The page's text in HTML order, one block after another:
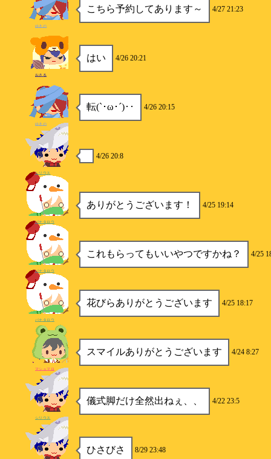
こちら予約してあります～ 4/27 21:23
ゆきの
はい 4/26 20:21
おさる
転(`･ω･´)‥ 4/26 20:15
ゆきの
4/26 20:8
シリウス
ありがとうございます！ 4/25 19:14
パナタロウ
これもらってもいいやつですかね？ 4/25
パナタロウ
花びらありがとうございます 4/25 18:17
パナタロウ
スマイルありがとうございます 4/24 8:27
マシュマロ
儀式脚だけ全然出ねぇ、、 4/22 23:5
シリウス
ひさびさ 8/29 23:48